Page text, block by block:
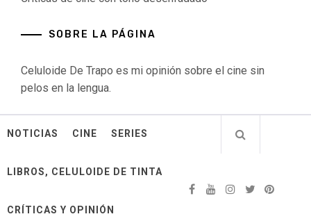
SOBRE LA PÁGINA
Celuloide De Trapo es mi opinión sobre el cine sin
pelos en la lengua.
NOTICIAS CINE SERIES
LIBROS, CELULOIDE DE TINTA
CRÍTICAS Y OPINIÓN